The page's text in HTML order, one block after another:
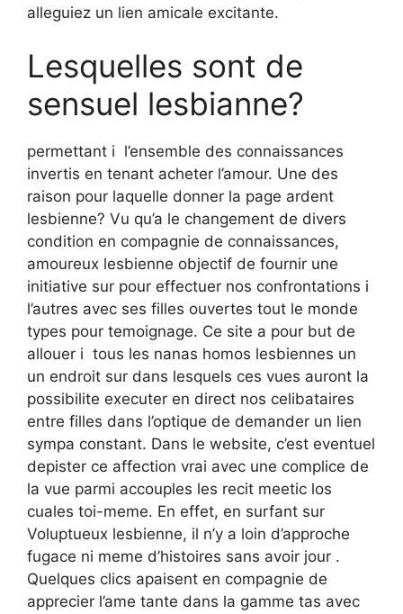
alleguiez un lien amicale excitante.
Lesquelles sont de
sensuel lesbianne?
permettant i l’ensemble des connaissances
invertis en tenant acheter l’amour. Une des
raison pour laquelle donner la page ardent
lesbienne? Vu qu’a le changement de divers
condition en compagnie de connaissances,
amoureux lesbienne objectif de fournir une
initiative sur pour effectuer nos confrontations i
l’autres avec ses filles ouvertes tout le monde
types pour temoignage. Ce site a pour but de
allouer i tous les nanas homos lesbiennes un
un endroit sur dans lesquels ces vues auront la
possibilite executer en direct nos celibataires
entre filles dans l’optique de demander un lien
sympa constant. Dans le website, c’est eventuel
depister ce affection vrai avec une complice de
la vue parmi accouples les recit meetic los
cuales toi-meme. En effet, en surfant sur
Voluptueux lesbienne, il n’y a loin d’approche
fugace ni meme d’histoires sans avoir jour .
Quelques clics apaisent en compagnie de
apprecier l’ame tante dans la gamme tas avec